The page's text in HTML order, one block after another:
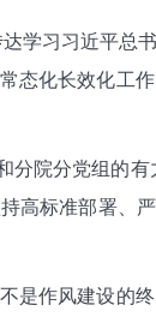
学习习近平总
态化长效化工
院分党组的有
高标准部署、
是作风建设的